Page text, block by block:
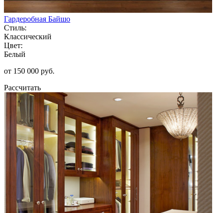
Гардеробная Байшо
Стиль:
Классический
Цвет:
Белый
от 150 000 руб.
Рассчитать